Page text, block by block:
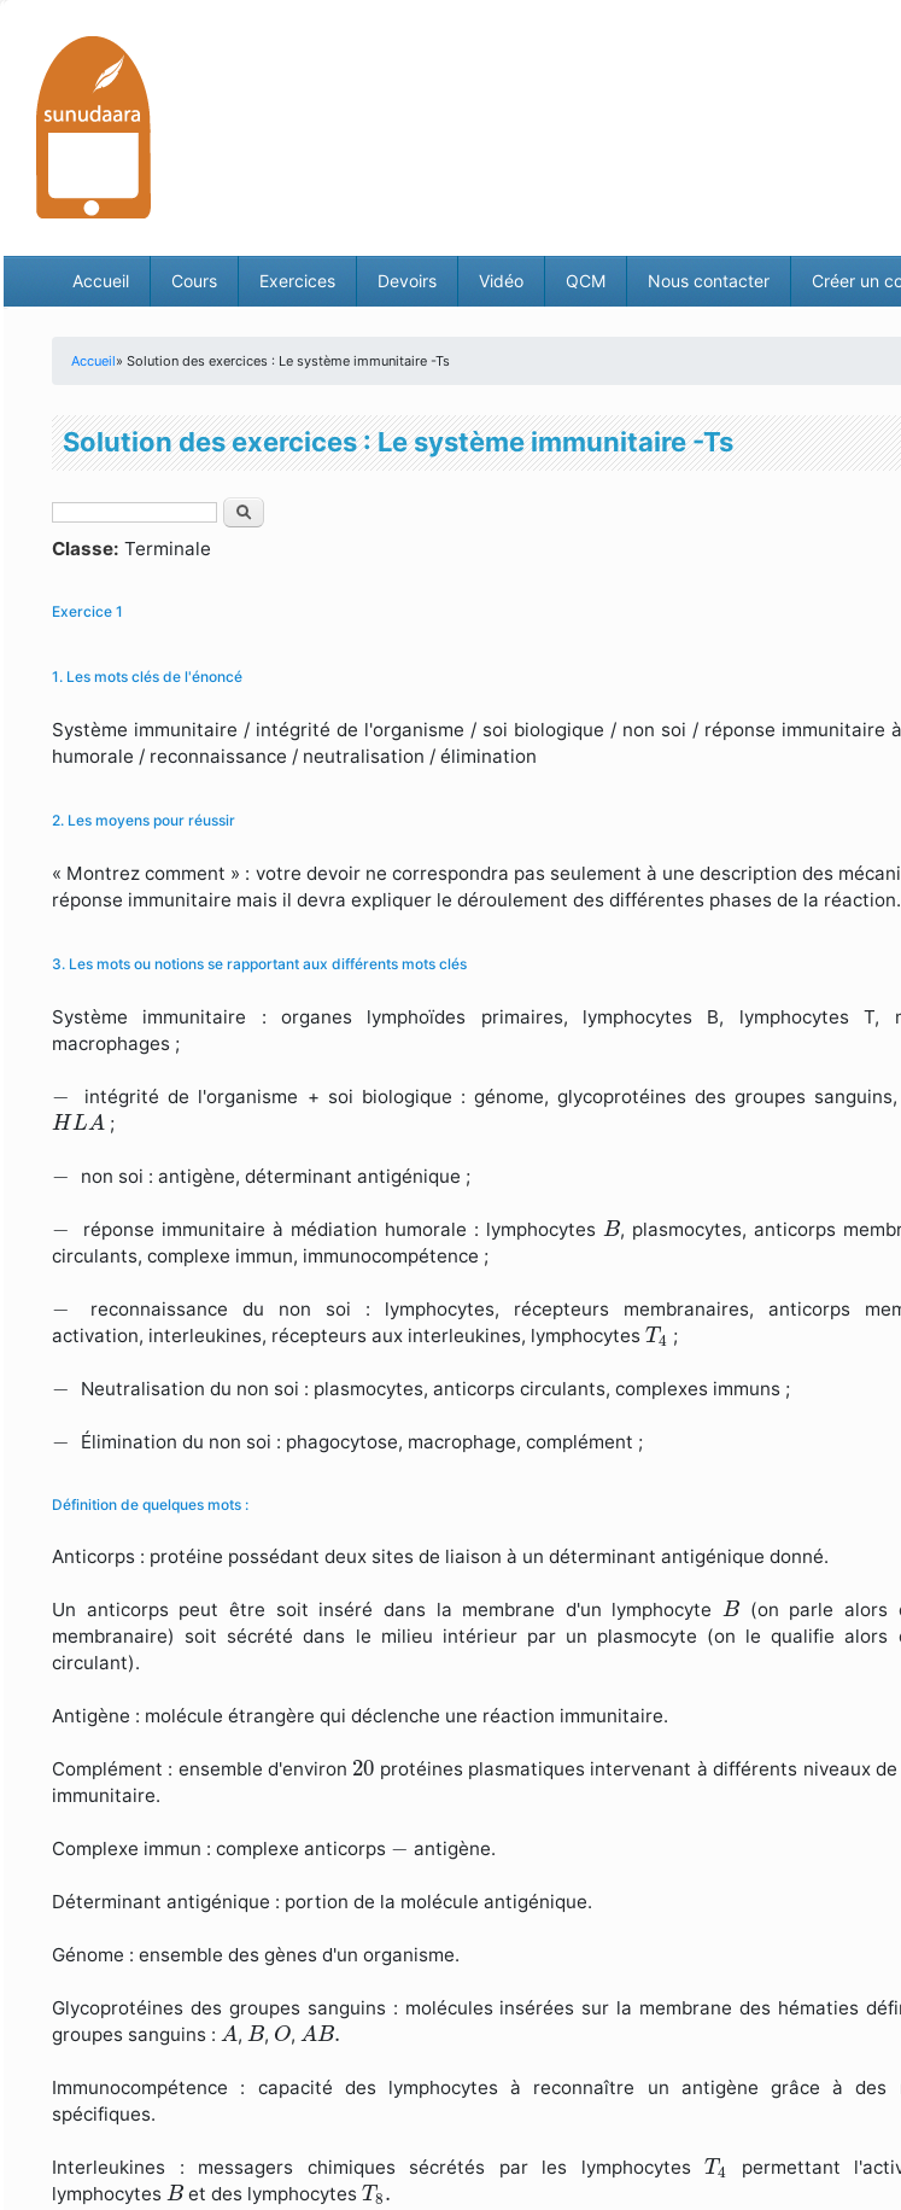
Accueil Cours Exercices Devoirs Vidéo QCM Nous contacter Créer un
Accueil» Solution des exercices : Le système immunitaire -Ts
Solution des exercices : Le système immunitaire -Ts
Formulaire de recherche
Rechercher
Classe:Terminale
Exercice 1
1. Les mots clés de l'énoncé
Système immunitaire / intégrité de l'organisme / soi biologique / non soi / réponse immunitaire
humorale / reconnaissance / neutralisation / élimination
2. Les moyens pour réussir
« Montrez comment » : votre devoir ne correspondra pas seulement à une description des
réponse immunitaire mais il devra expliquer le déroulement des différentes phases de la réaction.
3. Les mots ou notions se rapportant aux différents mots clés
Système immunitaire : organes lymphoïdes primaires, lymphocytes B, lymphocytes T,
macrophages ;
− intégrité de l'organisme + soi biologique : génome, glycoprotéines des groupes
HLA
HLA ;
− non soi : antigène, déterminant antigénique ;
− réponse immunitaire à médiation humorale : lymphocytes B
B, plasmocytes, anticorps
circulants, complexe immun, immunocompétence ;
−
reconnaissance du non soi : lymphocytes, récepteurs membranaires, anticorps
activation, interleukines, récepteurs aux interleukines, lymphocytesT4
T4 ;
− Neutralisation du non soi : plasmocytes, anticorps circulants, complexes immuns ;
− Élimination du non soi : phagocytose, macrophage, complément ;
Définition de quelques mots :
Anticorps : protéine possédant deux sites de liaison à un déterminant antigénique donné.
Un anticorps peut être soit inséré dans la membrane d'un lymphocyte B
B
(on parle alors
membranaire) soit sécrété dans le milieu intérieur par un plasmocyte (on le qualifie alors
circulant).
Antigène : molécule étrangère qui déclenche une réaction immunitaire.
Complément : ensemble d'environ 20
20 protéines plasmatiques intervenant à différents niveaux
immunitaire.
Complexe immun : complexe anticorps − antigène.
Déterminant antigénique : portion de la molécule antigénique.
Génome : ensemble des gènes d'un organisme.
Glycoprotéines des groupes sanguins : molécules insérées sur la membrane des hématies
groupes sanguins : A
A, B
B, O
O, AB.
A B.
Immunocompétence : capacité des lymphocytes à reconnaître un antigène grâce à des
spécifiques.
Interleukines : messagers chimiques sécrétés par les lymphocytesT4
T4
permettant
lymphocytes B
B et des lymphocytesT8.
T8